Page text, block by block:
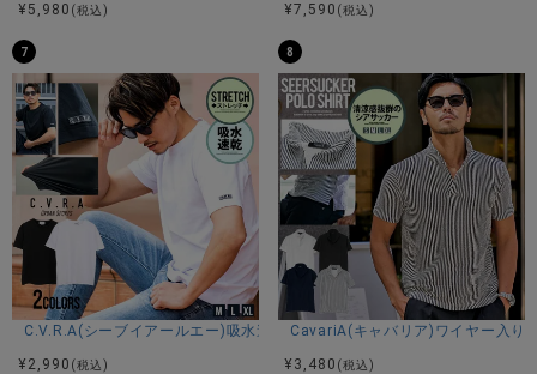
素材
ポリエステル70% アクリル30%
モデル
Kouki：身長178cm 体重70kg Lサイズ着用
カラー展開
¥ 5,980 (税込)
¥7,590 (税込)
7
C.V.R.A(シーブイアールエー)吸水速乾コットンタッチクルーネック半袖T
¥ 2,990 (税込)
8
CavariA(キャバリア)ワイヤー入り
¥ 3,480 (税込)